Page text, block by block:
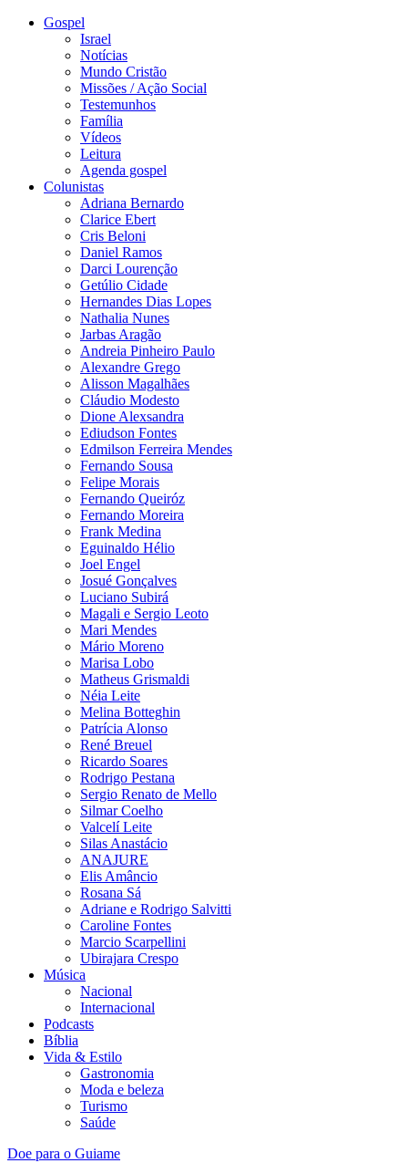
Gospel
Israel
Notícias
Mundo Cristão
Missões / Ação Social
Testemunhos
Família
Vídeos
Leitura
Agenda gospel
Colunistas
Adriana Bernardo
Clarice Ebert
Cris Beloni
Daniel Ramos
Darci Lourenção
Getúlio Cidade
Hernandes Dias Lopes
Nathalia Nunes
Jarbas Aragão
Andreia Pinheiro Paulo
Alexandre Grego
Alisson Magalhães
Cláudio Modesto
Dione Alexsandra
Ediudson Fontes
Edmilson Ferreira Mendes
Fernando Sousa
Felipe Morais
Fernando Queiróz
Fernando Moreira
Frank Medina
Eguinaldo Hélio
Joel Engel
Josué Gonçalves
Luciano Subirá
Magali e Sergio Leoto
Mari Mendes
Mário Moreno
Marisa Lobo
Matheus Grismaldi
Néia Leite
Melina Botteghin
Patrícia Alonso
René Breuel
Ricardo Soares
Rodrigo Pestana
Sergio Renato de Mello
Silmar Coelho
Valcelí Leite
Silas Anastácio
ANAJURE
Elis Amâncio
Rosana Sá
Adriane e Rodrigo Salvitti
Caroline Fontes
Marcio Scarpellini
Ubirajara Crespo
Música
Nacional
Internacional
Podcasts
Bíblia
Vida & Estilo
Gastronomia
Moda e beleza
Turismo
Saúde
Doe para o Guiame